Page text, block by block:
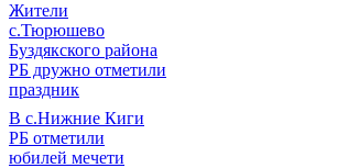
Жители
с.Тюрюшево
Буздякского района
РБ дружно отметили
праздник
В с.Нижние Киги
РБ отметили
юбилей мечети